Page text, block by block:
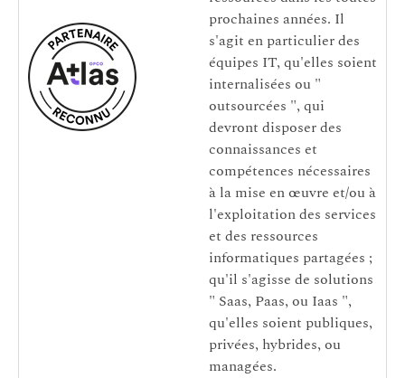
prochaines années. Il
s'agit en particulier des
équipes IT, qu'elles soient
internalisées ou "
outsourcées ", qui
devront disposer des
connaissances et
compétences nécessaires
à la mise en œuvre et/ou à
l'exploitation des services
et des ressources
informatiques partagées ;
qu'il s'agisse de solutions
" Saas, Paas, ou Iaas ",
qu'elles soient publiques,
privées, hybrides, ou
managées.